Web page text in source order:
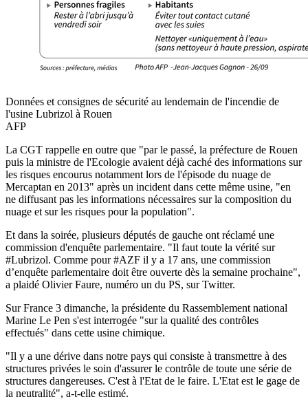
Données et consignes de sécurité au lendemain de l'incendie de
l'usine Lubrizol à Rouen
AFP
La CGT rappelle en outre que "par le passé, la préfecture de Rouen
puis la ministre de l'Ecologie avaient déjà caché des informations sur
les risques encourus notamment lors de l'épisode du nuage de
Mercaptan en 2013" après un incident dans cette même usine, "en
ne diffusant pas les informations nécessaires sur la composition du
nuage et sur les risques pour la population".
Et dans la soirée, plusieurs députés de gauche ont réclamé une
commission d'enquête parlementaire. "Il faut toute la vérité sur
#Lubrizol. Comme pour #AZF il y a 17 ans, une commission
d’enquête parlementaire doit être ouverte dès la semaine prochaine",
a plaidé Olivier Faure, numéro un du PS, sur Twitter.
Sur France 3 dimanche, la présidente du Rassemblement national
Marine Le Pen s'est interrogée "sur la qualité des contrôles
effectués" dans cette usine chimique.
"Il y a une dérive dans notre pays qui consiste à transmettre à des
structures privées le soin d'assurer le contrôle de toute une série de
structures dangereuses. C'est à l'Etat de le faire. L'Etat est le gage de
la neutralité", a-t-elle estimé.